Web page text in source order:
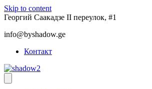
Skip to content
Георгий Саакадзе II переулок, #1
info@byshadow.ge
Контакт